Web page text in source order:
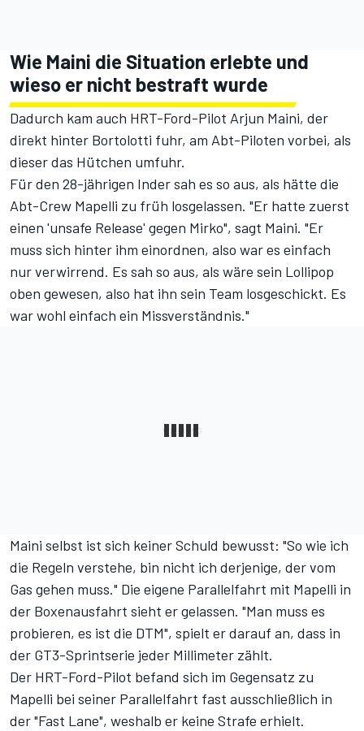
Wie Maini die Situation erlebte und
wieso er nicht bestraft wurde
Dadurch kam auch HRT-Ford-Pilot Arjun Maini, der
direkt hinter Bortolotti fuhr, am Abt-Piloten vorbei, als
dieser das Hütchen umfuhr.
Für den 28-jährigen Inder sah es so aus, als hätte die
Abt-Crew Mapelli zu früh losgelassen. "Er hatte zuerst
einen 'unsafe Release' gegen Mirko", sagt Maini. "Er
muss sich hinter ihm einordnen, also war es einfach
nur verwirrend. Es sah so aus, als wäre sein Lollipop
oben gewesen, also hat ihn sein Team losgeschickt. Es
war wohl einfach ein Missverständnis."
Maini selbst ist sich keiner Schuld bewusst: "So wie ich
die Regeln verstehe, bin nicht ich derjenige, der vom
Gas gehen muss." Die eigene Parallelfahrt mit Mapelli in
der Boxenausfahrt sieht er gelassen. "Man muss es
probieren, es ist die DTM", spielt er darauf an, dass in
der GT3-Sprintserie jeder Millimeter zählt.
Der HRT-Ford-Pilot befand sich im Gegensatz zu
Mapelli bei seiner Parallelfahrt fast ausschließlich in
der "Fast Lane", weshalb er keine Strafe erhielt.